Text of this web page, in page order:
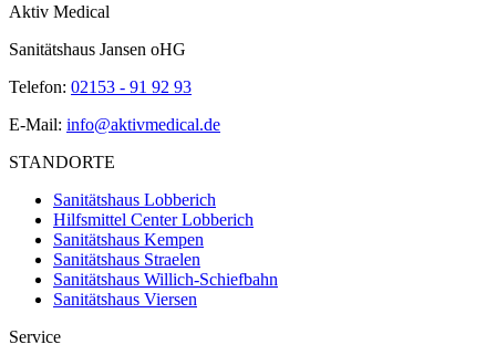
Aktiv Medical
Sanitätshaus Jansen oHG
Telefon: 02153 - 91 92 93
E-Mail: info@aktivmedical.de
STANDORTE
Sanitätshaus Lobberich
Hilfsmittel Center Lobberich
Sanitätshaus Kempen
Sanitätshaus Straelen
Sanitätshaus Willich-Schiefbahn
Sanitätshaus Viersen
Service